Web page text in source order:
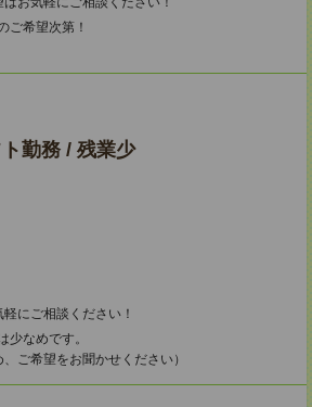
ご希望次第！
勤務 / 残業少
にご相談ください！
なめです。
ご希望をお聞かせください）